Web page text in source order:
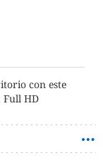
con este
Full HD